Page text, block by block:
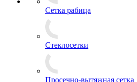
Сетка рабица
Стеклосетки
Просечно-вытяжная сетка